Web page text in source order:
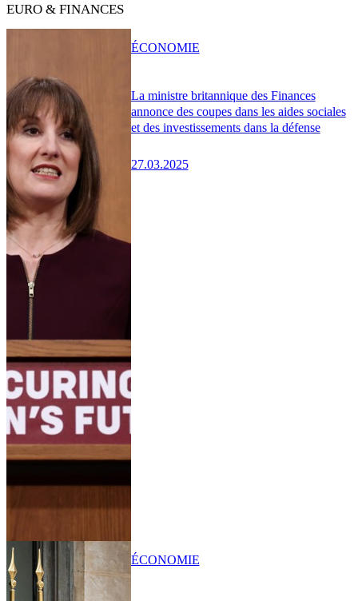
EURO & FINANCES
La ministre britannique des Finances
annonce des coupes dans les aides sociales
et des investissements dans la défense
27.03.2025
ÉCONOMIE
ÉCONOMIE